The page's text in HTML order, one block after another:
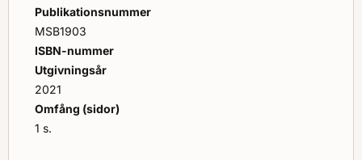
Publikationsnummer
MSB1903
ISBN-nummer
Utgivningsår
2021
Omfång (sidor)
1 s.